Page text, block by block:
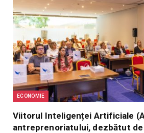
ECONOMIE
Viitorul Inteligenței Artificiale
antreprenoriatului, dezbătut